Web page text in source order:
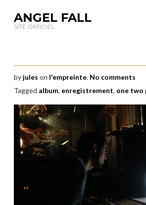
ANGEL FALL
SITE OFFICIEL
by jules on l'empreinte. No comments
Tagged album, enregistrement, one two